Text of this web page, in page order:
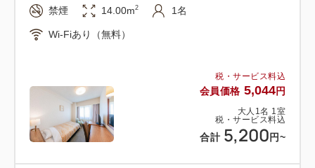
バイキングをご堪能下さい。
※現在、状況によってはご朝食をバイキング形式から
お客様におかれましては何卒ご理解ご協力の程、宜し
くお願い申し上げます。
税・サービス料込
会員価格 5,044円
大人 1名 1室
税・サービス料込
合計 5,200 円~
禁煙 14.00m2 1名
Wi-Fiあり（無料）